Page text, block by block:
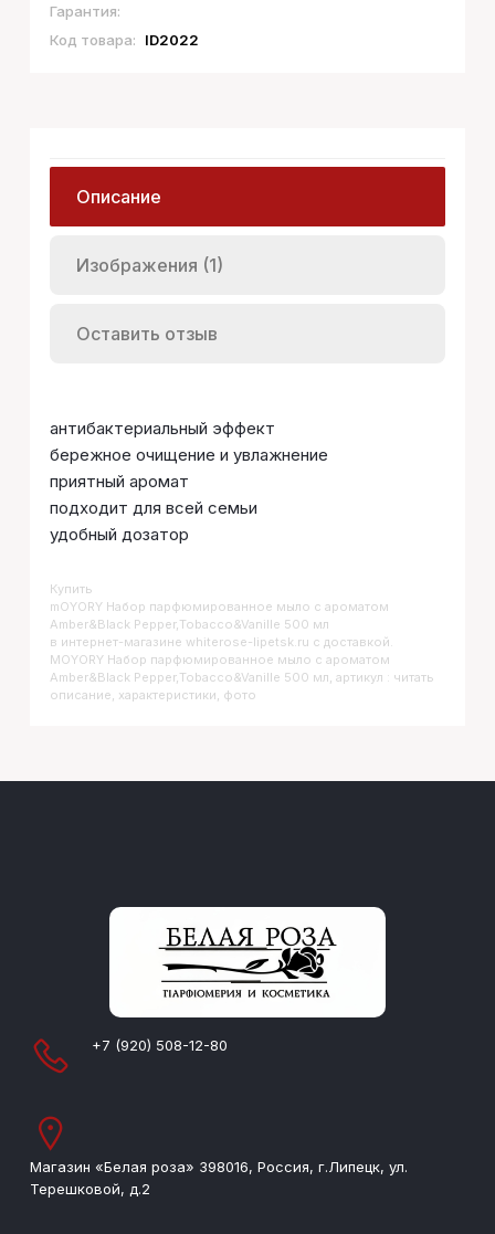
Гарантия:
Код товара:
ID2022
Описание
Изображения (1)
Оставить отзыв
антибактериальный эффект
бережное очищение и увлажнение
приятный аромат
подходит для всей семьи
удобный дозатор
Купить
MOYORY Набор парфюмированное мыло с ароматом
Amber&Black Pepper,Tobacco&Vanille 500 мл
в интернет-магазине whiterose-lipetsk.ru с доставкой.
MOYORY Набор парфюмированное мыло с ароматом
Amber&Black Pepper,Tobacco&Vanille 500 мл, артикул : читать
описание, характеристики, фото
+7 (920) 508-12-80
Магазин «Белая роза» 398016, Россия, г.Липецк, ул.
Терешковой, д.2